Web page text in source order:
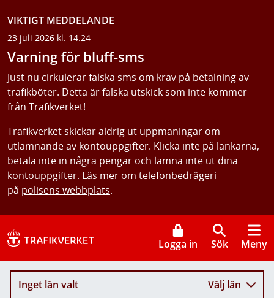
VIKTIGT MEDDELANDE
23 juli 2026 kl. 14:24
Varning för bluff-sms
Just nu cirkulerar falska sms om krav på betalning av
trafikböter. Detta är falska utskick som inte kommer
från Trafikverket!
Trafikverket skickar aldrig ut uppmaningar om
utlämnande av kontouppgifter. Klicka inte på länkarna,
betala inte in några pengar och lämna inte ut dina
kontouppgifter. Läs mer om telefonbedrägeri
på polisens webbplats.
Logga in Sök Meny
Inget län valt Välj län